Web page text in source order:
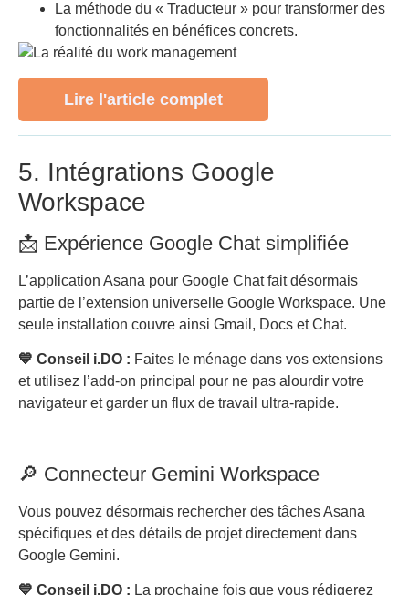
La méthode du « Traducteur » pour transformer des
fonctionnalités en bénéfices concrets.
Lire l'article complet
5. Intégrations Google
Workspace
📩 Expérience Google Chat simplifiée
L’application Asana pour Google Chat fait désormais
partie de l’extension universelle Google Workspace. Une
seule installation couvre ainsi Gmail, Docs et Chat.
💙 Conseil i.DO : Faites le ménage dans vos extensions
et utilisez l’add-on principal pour ne pas alourdir votre
navigateur et garder un flux de travail ultra-rapide.
🔎 Connecteur Gemini Workspace
Vous pouvez désormais rechercher des tâches Asana
spécifiques et des détails de projet directement dans
Google Gemini.
💙 Conseil i.DO : La prochaine fois que vous rédigerez